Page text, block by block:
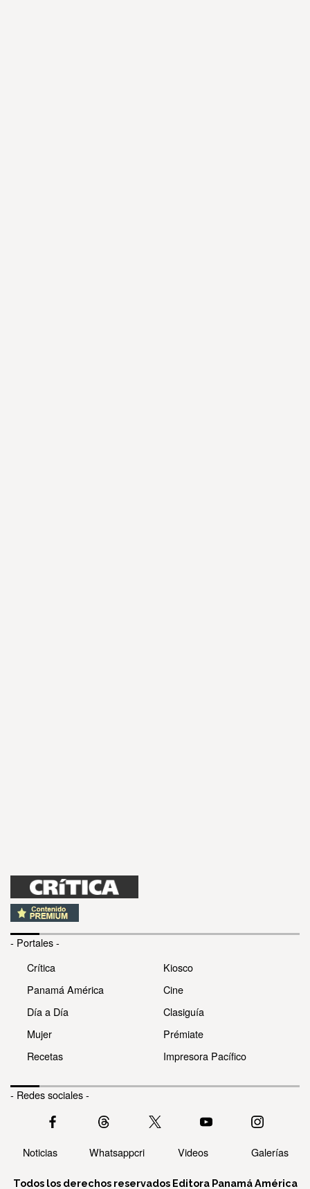
- Portales -
Crítica
Panamá América
Día a Día
Mujer
Recetas
Kiosco
Cine
Clasiguía
Prémiate
Impresora Pacífico
- Redes sociales -
Noticias Whatsappcri Videos Galerías
Todos los derechos reservados Editora Panamá América